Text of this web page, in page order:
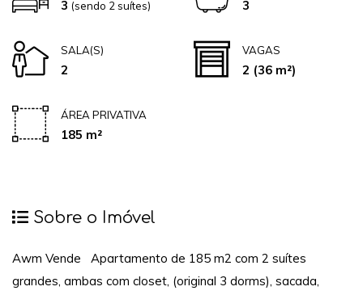
3 (sendo 2 suítes) 3
SALA(S)
2
VAGAS
2 (36 m²)
ÁREA PRIVATIVA
185 m²
Sobre o Imóvel
Awm Vende Apartamento de 185 m2 com 2 suítes
grandes, ambas com closet, (original 3 dorms), sacada,